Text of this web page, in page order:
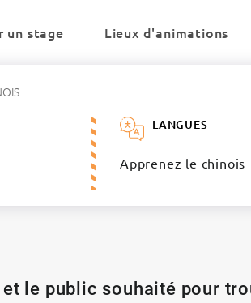
un stage Lieux d'animations
LANGUES
Apprenez le chinois
le public souhaité pour